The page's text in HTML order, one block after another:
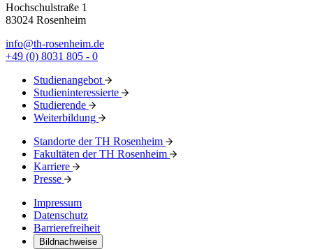
Hochschulstraße 1
83024 Rosenheim
info@th-rosenheim.de
+49 (0) 8031 805 - 0
Studienangebot
Studieninteressierte
Studierende
Weiterbildung
Standorte der TH Rosenheim
Fakultäten der TH Rosenheim
Karriere
Presse
Impressum
Datenschutz
Barrierefreiheit
Bildnachweise